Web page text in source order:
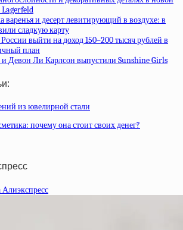
варенья и десерт левитирующий в воздухе: в
сладкую карту
выйти на доход 150–200 тысяч рублей в
план
Девон Ли Карлсон выпустили Sunshine Girls
из ювелирной стали
почему она стоит своих денег?